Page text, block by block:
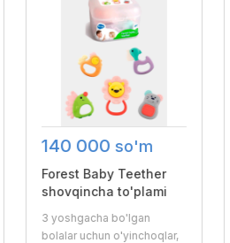
140 000 so'm
Forest Baby Teether
shovqincha to'plami
3 yoshgacha bo'lgan
bolalar uchun o'yinchoqlar,